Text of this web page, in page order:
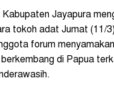
Jayapura
tokoh adat Jumat (11/
forum
di Papua